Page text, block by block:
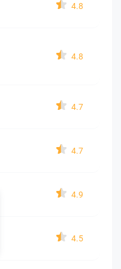
4.8
4.8
4.7
4.7
4.9
4.5